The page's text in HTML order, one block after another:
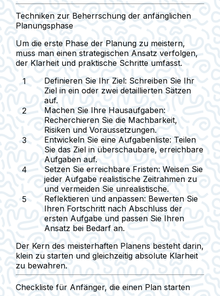
Techniken zur Beherrschung der anfänglichen
Planungsphase
Um die erste Phase der Planung zu meistern,
muss man einen strategischen Ansatz verfolgen,
der Klarheit und praktische Schritte umfasst.
Definieren Sie Ihr Ziel: Schreiben Sie Ihr
Ziel in ein oder zwei detaillierten Sätzen
auf.
Machen Sie Ihre Hausaufgaben:
Recherchieren Sie die Machbarkeit,
Risiken und Voraussetzungen.
Entwickeln Sie eine Aufgabenliste: Teilen
Sie das Ziel in überschaubare, erreichbare
Aufgaben auf.
Setzen Sie erreichbare Fristen: Weisen Sie
jeder Aufgabe realistische Zeitrahmen zu
und vermeiden Sie unrealistische.
Reflektieren und anpassen: Bewerten Sie
Ihren Fortschritt nach Abschluss der
ersten Aufgabe und passen Sie Ihren
Ansatz bei Bedarf an.
Der Kern des meisterhaften Planens besteht darin,
klein zu starten und gleichzeitig absolute Klarheit
zu bewahren.
Checkliste für Anfänger, die einen Plan starten